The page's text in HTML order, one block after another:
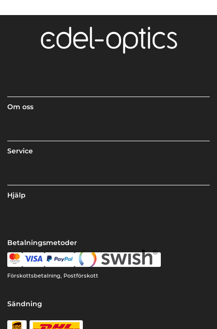
Om oss
Service
Hjälp
Betalningsmetoder
Förskottsbetalning, Postförskott
Sändning